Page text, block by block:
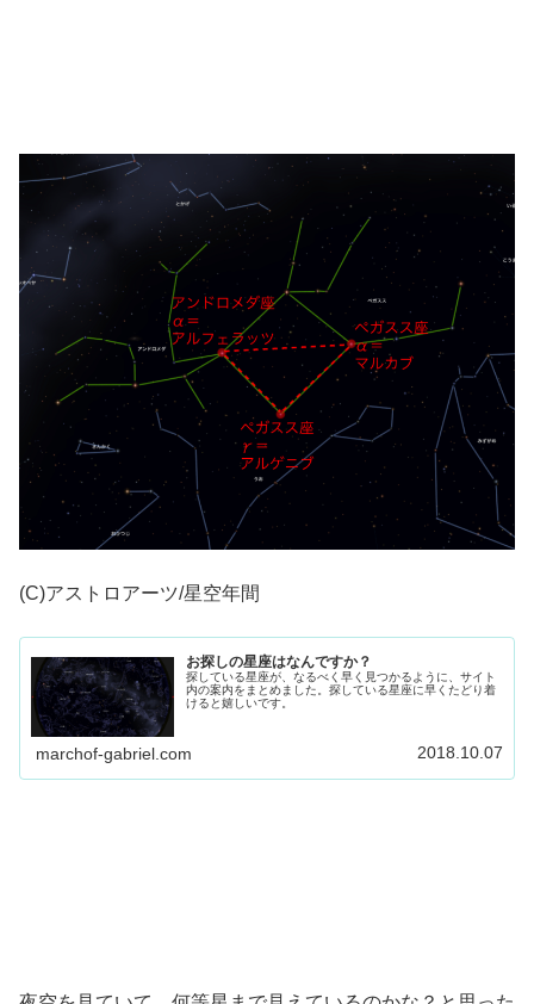
(C)アストロアーツ/星空年間
お探しの星座はなんですか？
探している星座が、なるべく早く見つかるように、サイト
内の案内をまとめました。探している星座に早くたどり着
けると嬉しいです。
marchof-gabriel.com 2018.10.07